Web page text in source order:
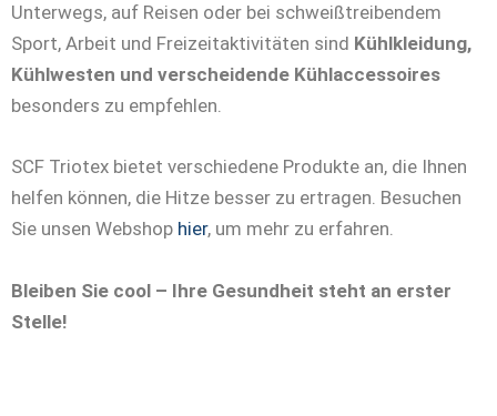
Unterwegs, auf Reisen oder bei schweißtreibendem
Sport, Arbeit und Freizeitaktivitäten sind Kühlkleidung,
Kühlwesten und verscheidende Kühlaccessoires
besonders zu empfehlen.
SCF Triotex bietet verschiedene Produkte an, die Ihnen
helfen können, die Hitze besser zu ertragen. Besuchen
Sie unsen Webshop hier, um mehr zu erfahren.
Bleiben Sie cool – Ihre Gesundheit steht an erster
Stelle!